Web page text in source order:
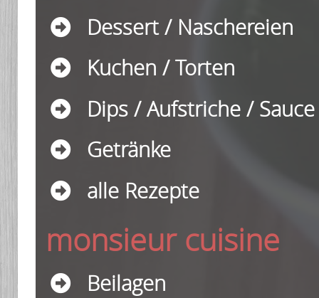
Dessert / Naschereien
Kuchen / Torten
Dips / Aufstriche / Sauce
Getränke
alle Rezepte
monsieur cuisine
Beilagen